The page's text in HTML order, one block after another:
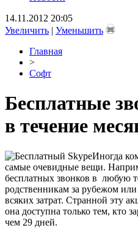
14.11.2012 20:05
Увеличить | Уменьшить
Главная
>
Софт
Бесплатные
в течение
Иногда
самые очевидные вещи.
бесплатных звонков в любую
родственникам за рубежом
всяких затрат. Странной эту
она доступна только тем, кто
чем 29 дней.